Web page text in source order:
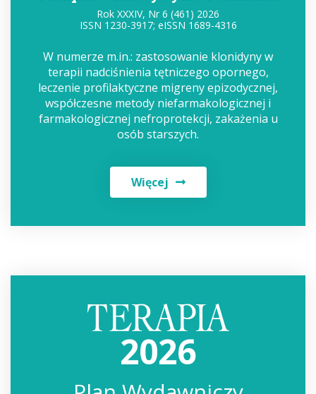
Rok XXXIV, Nr 6 (461) 2026
ISSN 1230-3917; eISSN 1689-4316
W numerze m.in.: zastosowanie klonidyny w
terapii nadciśnienia tętniczego opornego,
leczenie profilaktyczne migreny epizodycznej,
współczesne metody niefarmakologicznej i
farmakologicznej nefroprotekcji, zakażenia u
osób starszych.
Więcej
2026